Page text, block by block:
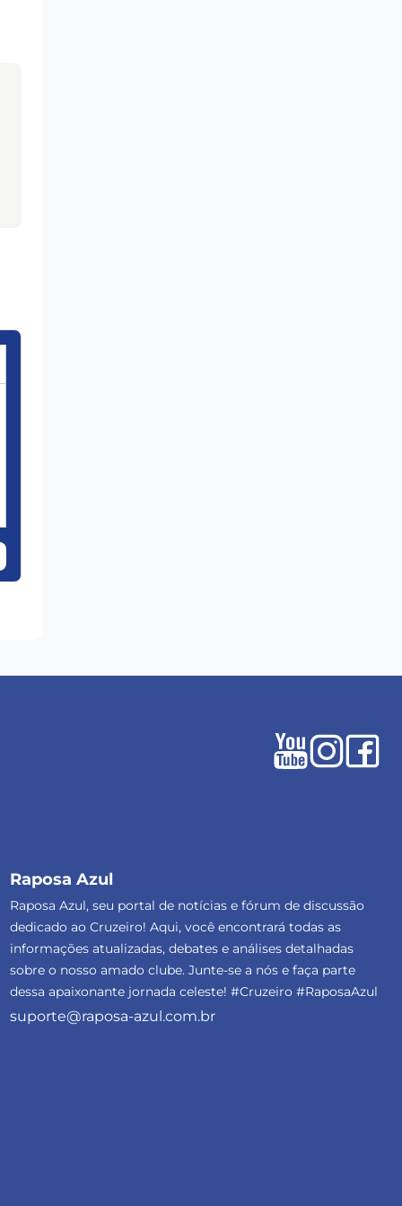
Raposa Azul
Raposa Azul, seu portal de notícias e fórum de discussão
dedicado ao Cruzeiro! Aqui, você encontrará todas as
informações atualizadas, debates e análises detalhadas
sobre o nosso amado clube. Junte-se a nós e faça parte
dessa apaixonante jornada celeste! #Cruzeiro #RaposaAzul
suporte@raposa-azul.com.br